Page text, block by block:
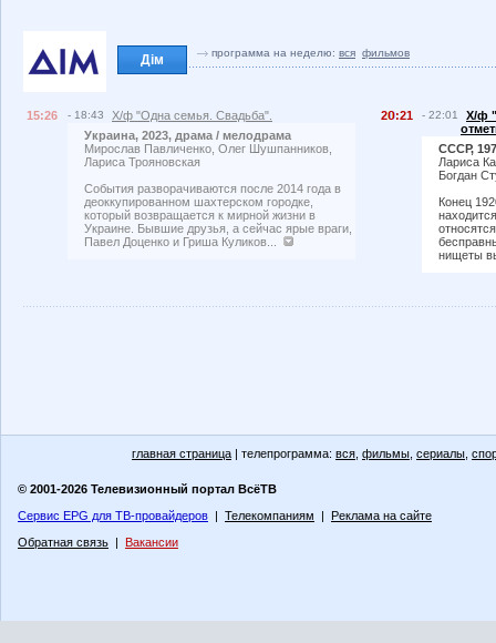
Дім программа на неделю: вся фильмов
15:26 - 18:43
Х/ф "Одна семья. Свадьба".
Украина, 2023, драма / мелодрама
Мирослав Павличенко, Олег Шушпанников,
Лариса Трояновская
События разворачиваются после 2014 года в
деоккупированном шахтерском городке,
который возвращается к мирной жизни в
Украине. Бывшие друзья, а сейчас ярые враги,
Павел Доценко и Гриша Куликов...
2 :21 - 22:01
Х/ф
СССР,
Лариса
Богдан
Конец
нищеты
главная страница | телепрограмма: вся фильмы сериалы
© 2001-2026 Телевизионный портал ВсёТВ
Сервис EPG для ТВ-провайдеров | Телекомпаниям | Реклама на сайте
Обратная связь | Вакансии